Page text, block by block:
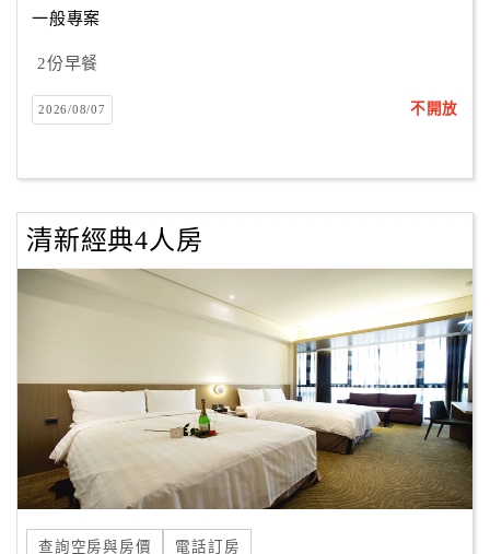
訂
房
Q&A
旅
卡
請
合
作
一般專案
2份早餐
2026/08/07 不開放
清新經典4人房
查詢空房與房價 電話訂房